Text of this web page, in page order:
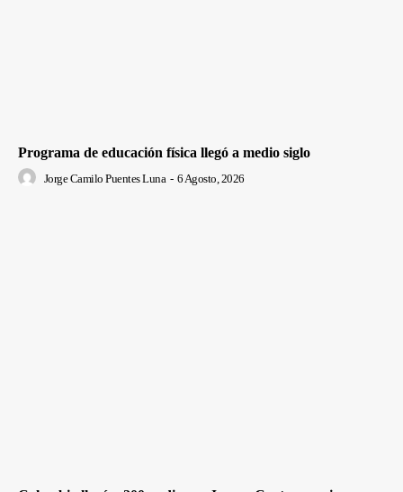
Programa de educación física llegó a medio siglo
Jorge Camilo Puentes Luna - 6 Agosto, 2026